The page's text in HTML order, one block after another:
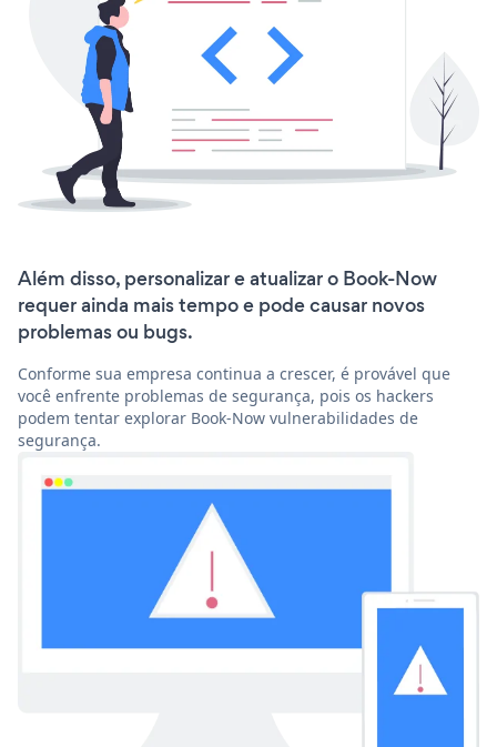
Além disso, personalizar e atualizar o Book-Now
requer ainda mais tempo e pode causar novos
problemas ou bugs.
Conforme sua empresa continua a crescer, é provável que
você enfrente problemas de segurança, pois os hackers
podem tentar explorar Book-Now vulnerabilidades de
segurança.